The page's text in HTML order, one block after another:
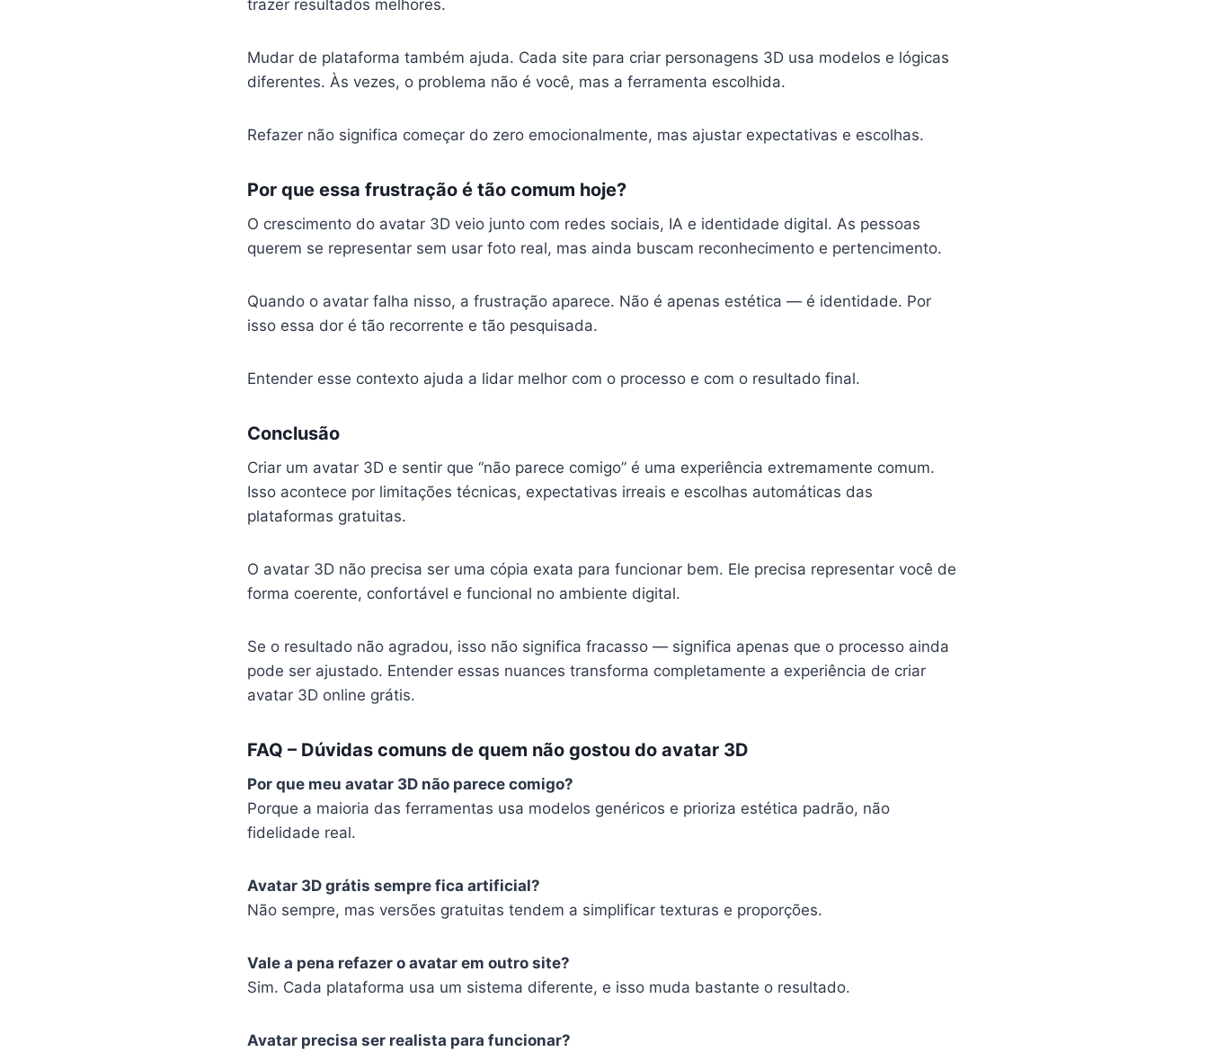
trazer resultados melhores.
Mudar de plataforma também ajuda. Cada site para criar personagens 3D usa modelos e lógicas
diferentes. Às vezes, o problema não é você, mas a ferramenta escolhida.
Refazer não significa começar do zero emocionalmente, mas ajustar expectativas e escolhas.
Por que essa frustração é tão comum hoje?
O crescimento do avatar 3D veio junto com redes sociais, IA e identidade digital. As pessoas
querem se representar sem usar foto real, mas ainda buscam reconhecimento e pertencimento.
Quando o avatar falha nisso, a frustração aparece. Não é apenas estética — é identidade. Por
isso essa dor é tão recorrente e tão pesquisada.
Entender esse contexto ajuda a lidar melhor com o processo e com o resultado final.
Conclusão
Criar um avatar 3D e sentir que “não parece comigo” é uma experiência extremamente comum.
Isso acontece por limitações técnicas, expectativas irreais e escolhas automáticas das
plataformas gratuitas.
O avatar 3D não precisa ser uma cópia exata para funcionar bem. Ele precisa representar você de
forma coerente, confortável e funcional no ambiente digital.
Se o resultado não agradou, isso não significa fracasso — significa apenas que o processo ainda
pode ser ajustado. Entender essas nuances transforma completamente a experiência de criar
avatar 3D online grátis.
FAQ – Dúvidas comuns de quem não gostou do avatar 3D
Por que meu avatar 3D não parece comigo?
Porque a maioria das ferramentas usa modelos genéricos e prioriza estética padrão, não
fidelidade real.
Avatar 3D grátis sempre fica artificial?
Não sempre, mas versões gratuitas tendem a simplificar texturas e proporções.
Vale a pena refazer o avatar em outro site?
Sim. Cada plataforma usa um sistema diferente, e isso muda bastante o resultado.
Avatar precisa ser realista para funcionar?